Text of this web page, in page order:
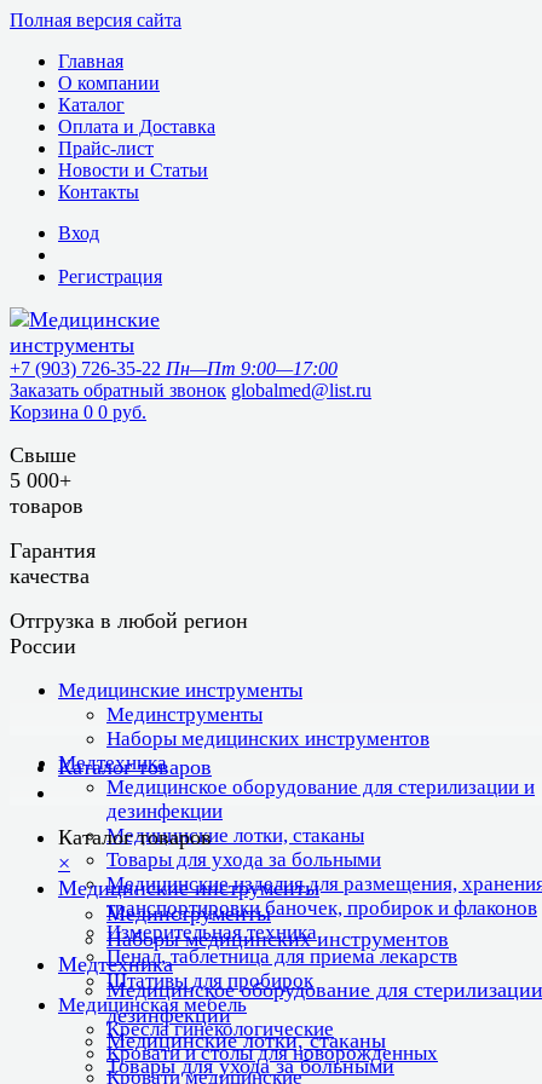
Полная версия сайта
Главная
О компании
Каталог
Оплата и Доставка
Прайс-лист
Новости и Статьи
Контакты
Вход
Регистрация
+7 (903) 726-35-22 Пн—Пт 9:00—17:00
Заказать обратный звонок globalmed@list.ru
Корзина 0 0 руб.
Свыше
5 000+
товаров
Гарантия
качества
Отгрузка в любой регион
России
Медицинские инструменты
Мединструменты
Наборы медицинских инструментов
Медтехника
Медицинское оборудование для стерилизации и
дезинфекции
Медицинские лотки, стаканы
Товары для ухода за больными
Медицинские изделия для размещения,
транспортировки баночек, пробирок и флаконов
Измерительная техника
Пенал, таблетница для приема лекарств
Штативы для пробирок
Медицинская мебель
Кресла гинекологические
Кровати и столы для новорожденных
Кровати медицинские
Каталог товаров
Каталог товаров
×
Медицинские инструменты
Мединструменты
Наборы медицинских инструментов
Медтехника
Медицинское оборудование для
дезинфекции
Медицинские лотки, стаканы
Товары для ухода за больными